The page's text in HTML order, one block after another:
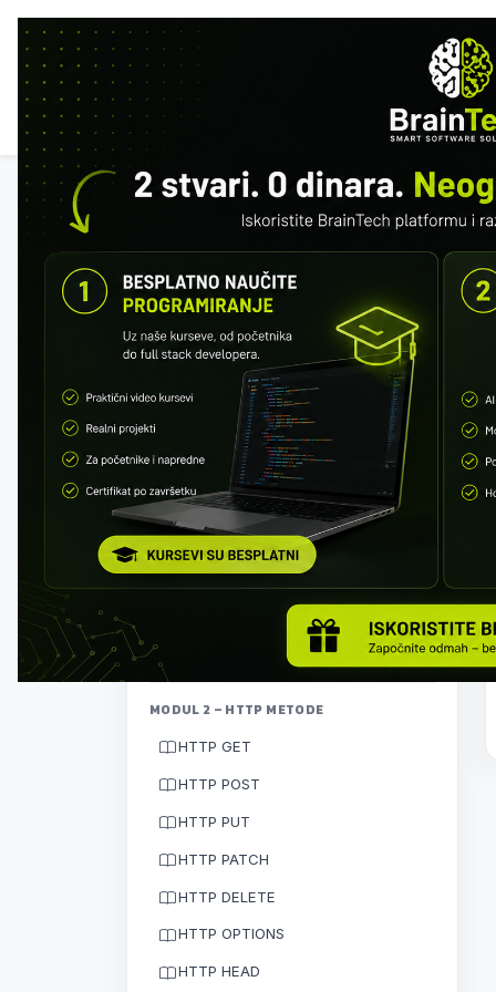
Svi kursevi
REST API Masterclass
Besplatan preview: prva 2 modula.
Registrujte se da sačuvate napredak.
Registracija
0 / 137 · 0%
MODUL 1 – UVOD U API I HTTP
Šta je API
REST vs SOAP
REST vs GraphQL
Klijent–server arhitektura
HTTP protokol
Kako funkcioniše komunikacija
MODUL 2 – HTTP METODE
HTTP GET
HTTP POST
HTTP PUT
HTTP PATCH
HTTP DELETE
HTTP OPTIONS
HTTP HEAD